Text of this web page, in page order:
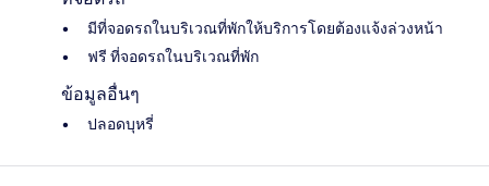
มีที่จอดรถในบริเวณที่พักให้บริการโดยต้องแจ้งล่วงหน้า
ฟรี ที่จอดรถในบริเวณที่พัก
ข้อมูลอื่นๆ
ปลอดบุหรี่